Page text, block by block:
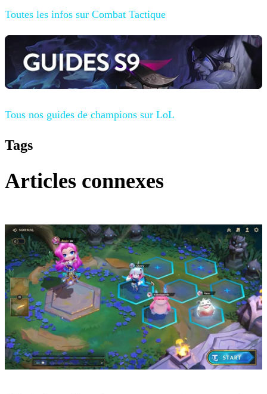
Toutes les infos sur Combat Tactique
Tous nos guides de champions sur LoL
Tags
Articles connexes